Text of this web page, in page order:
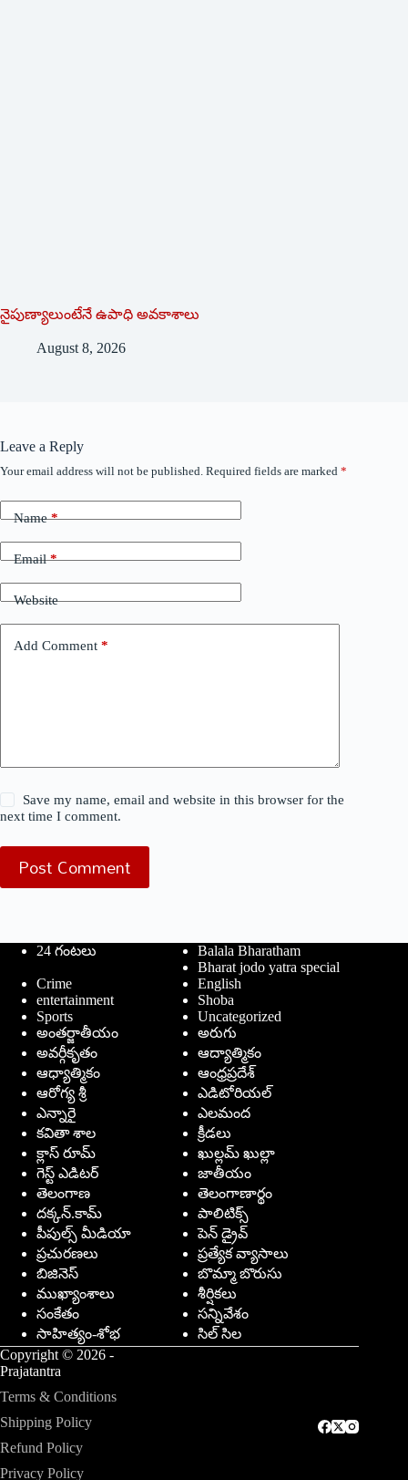
నైపుణ్యాలుంటేనే ఉపాధి అవకాశాలు
August 8, 2026
Leave a Reply
Your email address will not be published. Required fields are marked *
Name*
Email*
Website
Add Comment *
Save my name, email and website in this browser for the
next time I comment.
Post Comment
24 గంటలు
Balala Bharatham
Bharat jodo yatra special
Crime
English
entertainment
Shoba
Sports
Uncategorized
అంతర్జాతీయం
అరుగు
అవర్గీకృతం
ఆద్యాత్మికం
ఆధ్యాత్మికం
ఆంధ్రప్రదేశ్
ఆరోగ్య శ్రీ
ఎడిటోరియల్
ఎన్నారై
ఎలమంద
కవితా శాల
క్రీడలు
క్లాస్ రూమ్
ఖుల్లమ్ ఖుల్లా
గెస్ట్ ఎడిటర్
జాతీయం
తెలంగాణ
తెలంగాణార్థం
దక్కన్.కామ్
పాలిటిక్స్
పీపుల్స్ ‌మీడియా
పెన్ డ్రైవ్
ప్రచురణలు
ప్రత్యేక వ్యాసాలు
బిజినెస్
బొమ్మా బొరుసు
ముఖ్యాంశాలు
శీర్షికలు
సంకేతం
సన్నివేశం
సాహిత్యం-శోభ
సిల్ సిల
Copyright © 2026 -
Prajatantra
Terms & Conditions
Shipping Policy
Refund Policy
Privacy Policy